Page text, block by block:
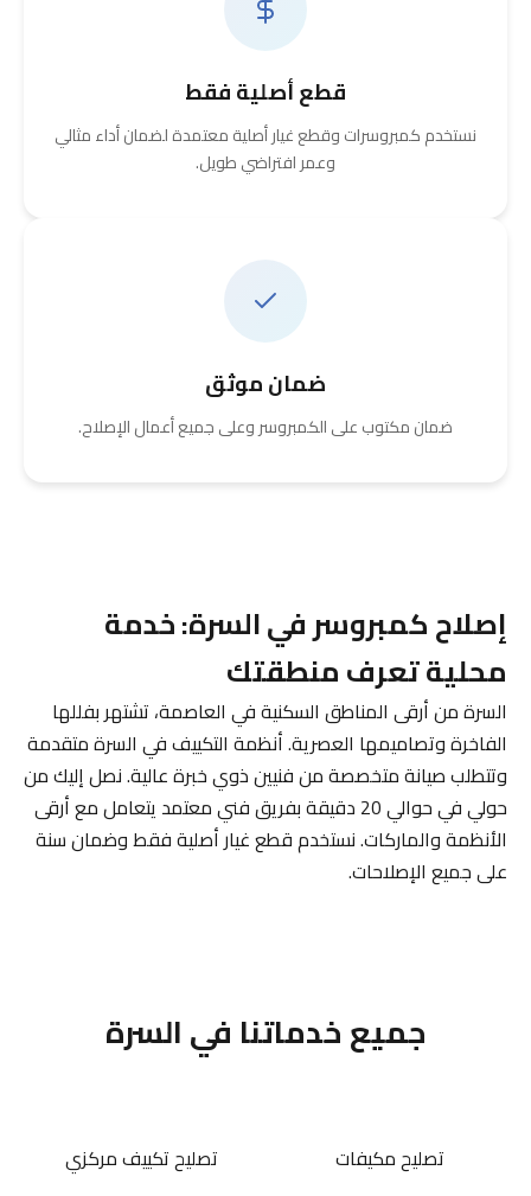
قطع أصلية فقط
نستخدم كمبروسرات وقطع غيار أصلية معتمدة لضمان أداء مثالي
وعمر افتراضي طويل.
ضمان موثق
ضمان مكتوب على الكمبروسر وعلى جميع أعمال الإصلاح.
إصلاح كمبروسر في السرة: خدمة
محلية تعرف منطقتك
السرة من أرقى المناطق السكنية في العاصمة، تشتهر بفللها
الفاخرة وتصاميمها العصرية. أنظمة التكييف في السرة متقدمة
وتتطلب صيانة متخصصة من فنيين ذوي خبرة عالية. نصل إليك من
حولي في حوالي 20 دقيقة بفريق فني معتمد يتعامل مع أرقى
الأنظمة والماركات. نستخدم قطع غيار أصلية فقط وضمان سنة
على جميع الإصلاحات.
جميع خدماتنا في السرة
تصليح مكيفات تصليح تكييف مركزي